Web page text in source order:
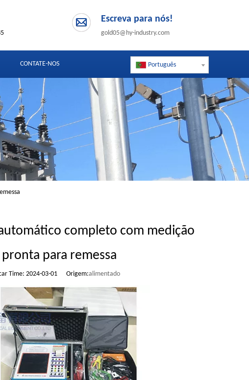
Escreva para nós!
gold05@hy-industry.com
CONTATE-NOS Português
completo com medição
para remessa
Time: 2024-03-01 Origem:alimentado